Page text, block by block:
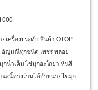
เครื่องประดับ สินค้า OTOP
อัญมณีทุกชนิด เพชร พลอย
กน้ำเค็ม ไข่มุกอะโกย่า หินสี
ณะนี้ทางร้านได้จำหน่ายไข่มุก